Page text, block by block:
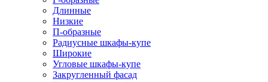
Длинные
Низкие
П-образные
Радиусные шкафы-купе
Широкие
Угловые шкафы-купе
Закругленный фасад